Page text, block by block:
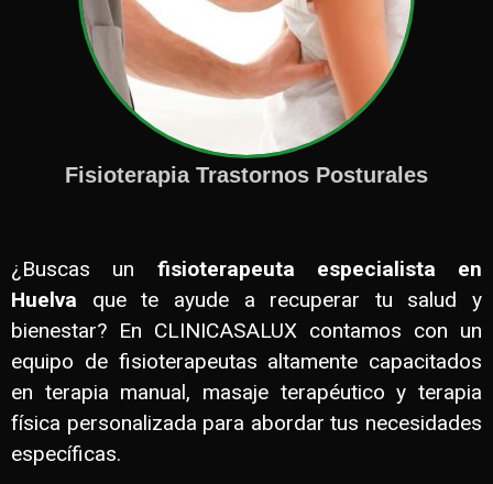
Fisioterapia Trastornos Posturales
¿Buscas un fisioterapeuta especialista en
Huelva que te ayude a recuperar tu salud y
bienestar? En CLINICASALUX contamos con un
equipo de fisioterapeutas altamente capacitados
en terapia manual, masaje terapéutico y terapia
física personalizada para abordar tus necesidades
específicas.